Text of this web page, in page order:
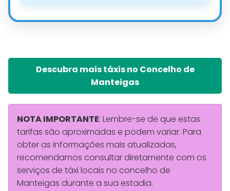
Descubra mais táxis no Concelho de
Manteigas
NOTA IMPORTANTE: Lembre-se de que estas
tarifas são aproximadas e podem variar. Para
obter as informações mais atualizadas,
recomendamos consultar diretamente com os
serviços de táxi locais no concelho de
Manteigas durante a sua estadia.